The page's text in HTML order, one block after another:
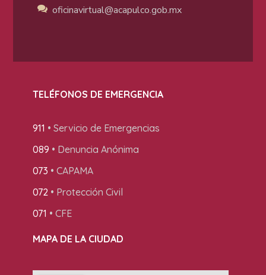
oficinavirtual@acapulco.gob.mx
TELÉFONOS DE EMERGENCIA
911 • Servicio de Emergencias
089 • Denuncia Anónima
073 • CAPAMA
072• Protección Civil
071 • CFE
MAPA DE LA CIUDAD